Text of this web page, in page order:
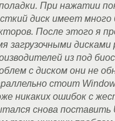
При нажатии
диск имеет
После этого я
загрузочными дисками
из под
с диском они не
стоит
никаких ошибок с
снова поставить